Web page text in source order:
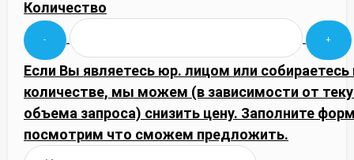
Количество
Если Вы являетесь юр. лицом или
количестве, мы можем (в зависимости от
объема запроса) снизить цену. Заполните
посмотрим что сможем предложить.